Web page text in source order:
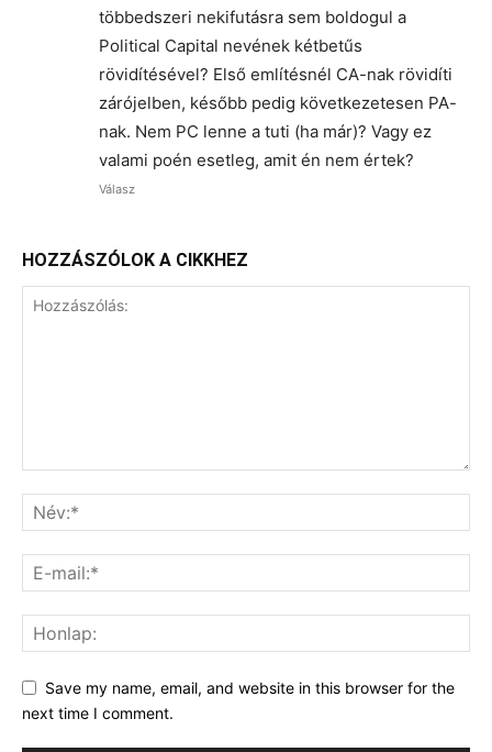
többedszeri nekifutásra sem boldogul a
Political Capital nevének kétbetűs
rövidítésével? Első említésnél CA-nak rövidíti
zárójelben, később pedig következetesen PA-
nak. Nem PC lenne a tuti (ha már)? Vagy ez
valami poén esetleg, amit én nem értek?
Válasz
HOZZÁSZÓLOK A CIKKHEZ
Save my name, email, and website in this browser for the
next time I comment.